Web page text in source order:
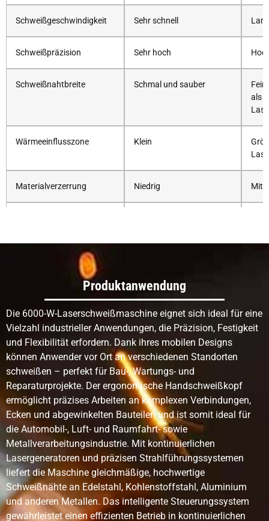
Schweißgeschwindigkeit Sehr schnell
Schweißpräzision Sehr hoch
Schweißnahtbreite Schmal und sauber
als
Wärmeeinflusszone Klein
Materialverzerrung Niedrig
Dünnmetallschweißen
Präzisionsteile
Dickes Metallschweißen
Geeignet für
Hochleistungssysteme
und bei entsprechender
Verbindungskonstruktion
Aussehen der
Schweißnaht
Glatt, schmal und sauber
Füllmaterial
Oft ist kein Füllstoff
erforderlich; Füllstoff kann
bei Bedarf hinzugefügt
werden.
Produktanwendung
Die 6000-W-Laserschweißmaschine eignet sich ideal für eine
Vielzahl industrieller Anwendungen, die Präzision, Festigkeit
und Flexibilität erfordern. Dank ihres mobilen Designs
können Anwender vor Ort an verschiedenen Standorten
schweißen – perfekt für Bau-, Wartungs- und
Reparaturprojekte. Der ergonomische Handschweißkopf
ermöglicht präzises Arbeiten an komplexen Verbindungen,
Ecken und abgewinkelten Bauteilen und ist somit ideal für
die Automobil-, Luft- und Raumfahrt- sowie
Metallverarbeitungsindustrie. Mit kontinuierlichen
Lasergeneratoren und präzisen Strahlführungssystemen
liefert die Maschine gleichmäßige, hochwertige
Schweißnähte an Edelstahl, Kohlenstoffstahl, Aluminium
und anderen Metallen. Das intelligente Steuerungssystem
gewährleistet einen effizienten Betrieb in kontinuierlichen